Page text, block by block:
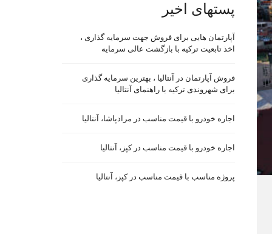
پستهای اخیر
آپارتمان هایی برای فروش جهت سرمایه گذاری ،
اخذ تابعیت ترکیه با بازگشت عالی سرمایه
فروش آپارتمان در آنتالیا ، بهترین سرمایه گذاری
برای شهروندی ترکیه با راهنمای آنتالیا
اجاره خودرو با قیمت مناسب در مرادپاشا، آنتالیا
اجاره خودرو با قیمت مناسب در کپز، آنتالیا
پروژه مناسب با قیمت مناسب در کپز، آنتالیا